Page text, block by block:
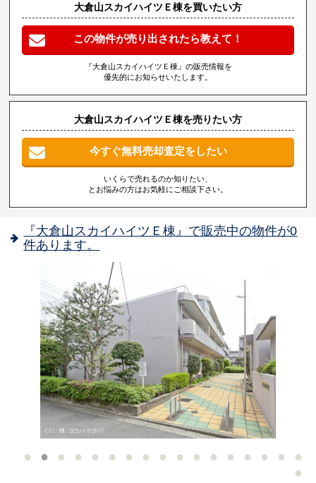
大倉山スカイハイツＥ棟を買いたい方
この物件が売り出されたら教えて！
『大倉山スカイハイツＥ棟』の販売情報を
優先的にお知らせいたします。
大倉山スカイハイツＥ棟を売りたい方
今すぐ無料売却査定をしたい
いくらで売れるのか知りたい、
とお悩みの方はお気軽にご相談下さい。
『大倉山スカイハイツＥ棟』で販売中の物件が0
件あります。